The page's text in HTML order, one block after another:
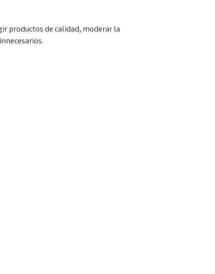
productos de calidad, moderar la